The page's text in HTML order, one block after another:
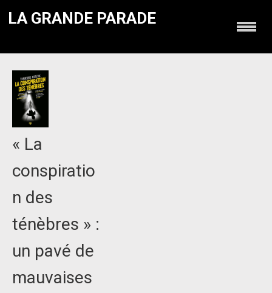
LA GRANDE PARADE
« La
conspiratio
n des
ténèbres » :
un pavé de
mauvaises